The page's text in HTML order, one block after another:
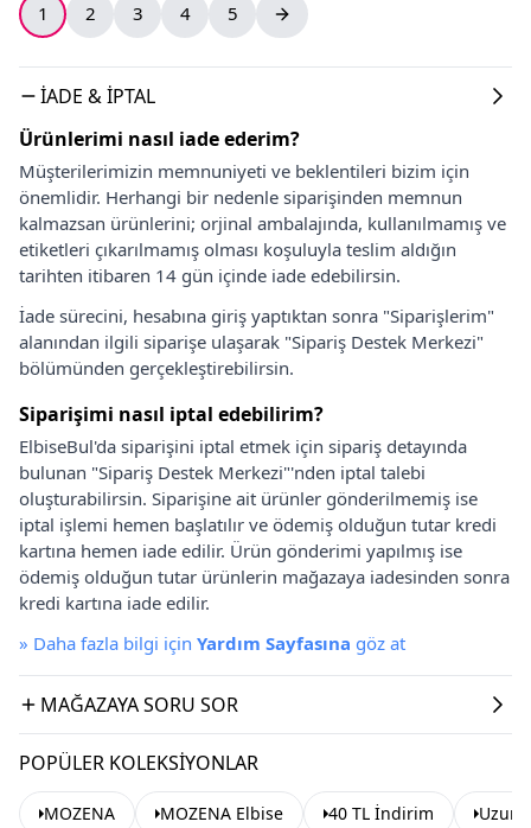
1 2 3 4 5
İADE & İPTAL
Ürünlerimi nasıl iade ederim?
Müşterilerimizin memnuniyeti ve beklentileri bizim için
önemlidir. Herhangi bir nedenle siparişinden memnun
kalmazsan ürünlerini; orjinal ambalajında, kullanılmamış ve
etiketleri çıkarılmamış olması koşuluyla teslim aldığın
tarihten itibaren 14 gün içinde iade edebilirsin.
İade sürecini, hesabına giriş yaptıktan sonra "Siparişlerim"
alanından ilgili siparişe ulaşarak "Sipariş Destek Merkezi"
bölümünden gerçekleştirebilirsin.
Siparişimi nasıl iptal edebilirim?
ElbiseBul'da siparişini iptal etmek için sipariş detayında
bulunan "Sipariş Destek Merkezi"'nden iptal talebi
oluşturabilirsin. Siparişine ait ürünler gönderilmemiş ise
iptal işlemi hemen başlatılır ve ödemiş olduğun tutar kredi
kartına hemen iade edilir. Ürün gönderimi yapılmış ise
ödemiş olduğun tutar ürünlerin mağazaya iadesinden sonra
kredi kartına iade edilir.
» Daha fazla bilgi için Yardım Sayfasına göz at
MAĞAZAYA SORU SOR
POPÜLER KOLEKSIYONLAR
MOZENA MOZENA Elbise 40 TL İndirim Uzun